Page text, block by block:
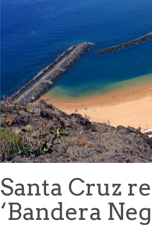
Santa Cruz
‘Bandera